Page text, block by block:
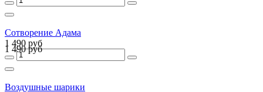
Сотворение Адама
1 490 руб
1 490 руб
Воздушные шарики